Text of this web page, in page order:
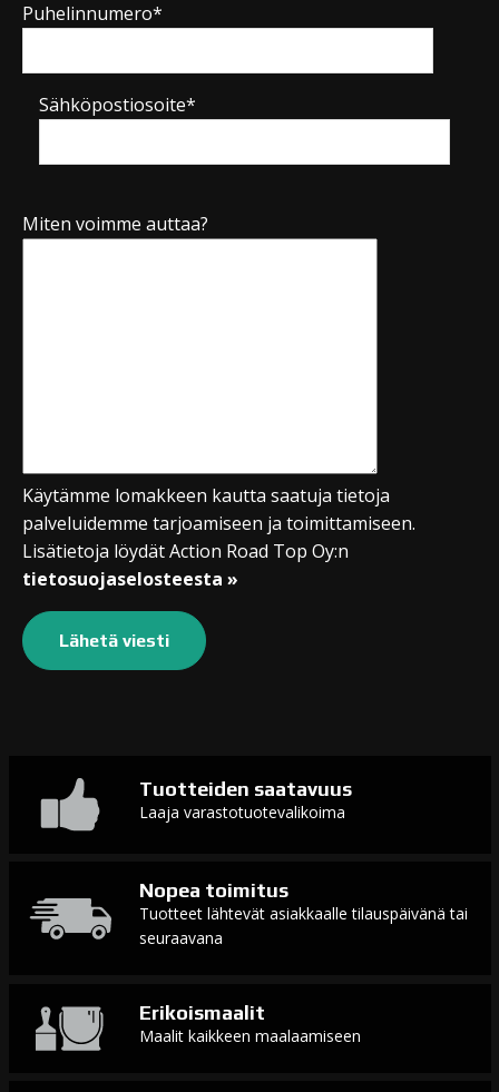
Puhelinnumero*
Sähköpostiosoite*
Miten voimme auttaa?
Käytämme lomakkeen kautta saatuja tietoja
palveluidemme tarjoamiseen ja toimittamiseen.
Lisätietoja löydät Action Road Top Oy:n
tietosuojaselosteesta »
Tuotteiden saatavuus
Laaja varastotuotevalikoima
Nopea toimitus
Tuotteet lähtevät asiakkaalle tilauspäivänä tai
seuraavana
Erikoismaalit
Maalit kaikkeen maalaamiseen